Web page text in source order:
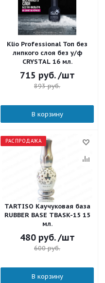
Klio Professional Топ без
липкого слоя без у/ф
CRYSTAL 16 мл.
715 руб. /шт
893руб.
В корзину
РАСПРОДАЖА
TARTISO Каучуковая база
RUBBER BASE TBASK-15 15
мл.
480руб. /шт
600руб.
В корзину